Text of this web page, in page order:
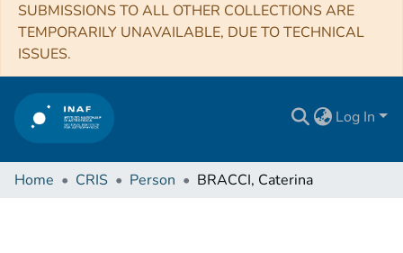
SUBMISSIONS TO ALL OTHER COLLECTIONS ARE
TEMPORARILY UNAVAILABLE, DUE TO TECHNICAL
ISSUES.
Log In
Home CRIS Person BRACCI, Caterina